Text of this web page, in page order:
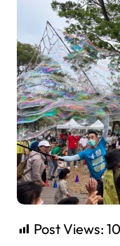
Post Views: